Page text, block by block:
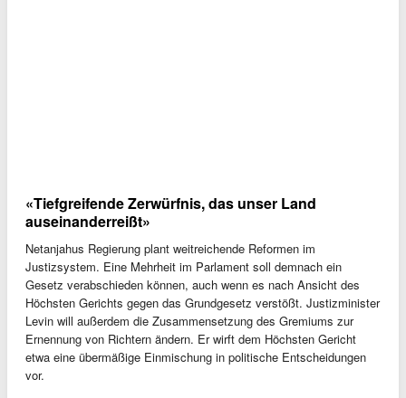
«Tiefgreifende Zerwürfnis, das unser Land
auseinanderreißt»
Netanjahus Regierung plant weitreichende Reformen im
Justizsystem. Eine Mehrheit im Parlament soll demnach ein
Gesetz verabschieden können, auch wenn es nach Ansicht des
Höchsten Gerichts gegen das Grundgesetz verstößt. Justizminister
Levin will außerdem die Zusammensetzung des Gremiums zur
Ernennung von Richtern ändern. Er wirft dem Höchsten Gericht
etwa eine übermäßige Einmischung in politische Entscheidungen
vor.